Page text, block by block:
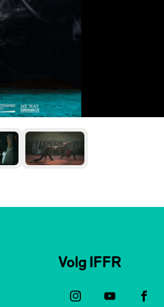
Volg IFFR